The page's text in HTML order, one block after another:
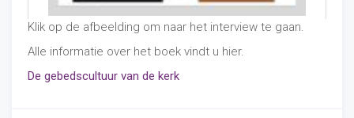
Klik op de afbeelding om naar het interview te gaan.
Alle informatie over het boek vindt u hier.
De gebedscultuur van de kerk